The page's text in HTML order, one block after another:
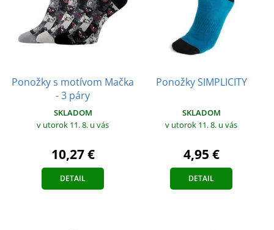
Ponožky s motívom Mačka
- 3 páry
SKLADOM
v utorok 11. 8. u vás
10,27 €
DETAIL
Ponožky SIMPLICITY
SKLADOM
v utorok 11. 8. u vás
4,95 €
DETAIL